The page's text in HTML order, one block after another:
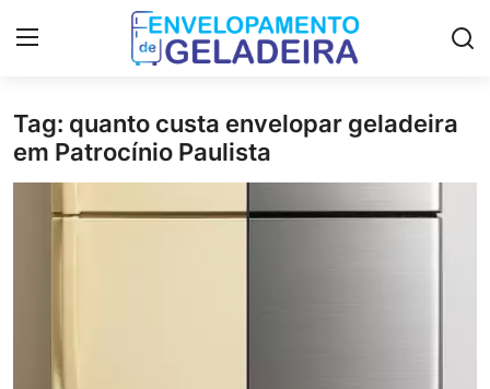
Login Registro
Home
LGPD
Tag: quanto custa envelopar geladeira
em Patrocínio Paulista